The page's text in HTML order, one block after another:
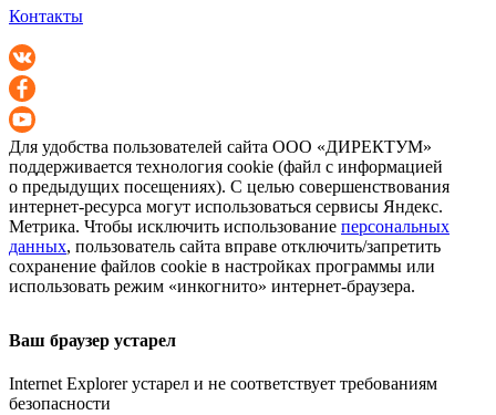
Контакты
Для удобства пользователей сайта ООО «ДИРЕКТУМ»
поддерживается технология cookie (файл с информацией
о предыдущих посещениях). С целью совершенствования
интернет-ресурса могут использоваться сервисы Яндекс.
Метрика. Чтобы исключить использование персональных
данных, пользователь сайта вправе отключить/запретить
сохранение файлов cookie в настройках программы или
использовать режим «инкогнито» интернет-браузера.
Ваш браузер устарел
Internet Explorer устарел и не соответствует требованиям
безопасности